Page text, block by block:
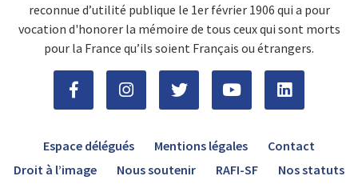
reconnue d’utilité publique le 1er février 1906 qui a pour
vocation d'honorer la mémoire de tous ceux qui sont morts
pour la France qu’ils soient Français ou étrangers.
Espace délégués Mentions légales
Contact
Droit à l’image
Nous soutenir RAFI-SF Nos statuts